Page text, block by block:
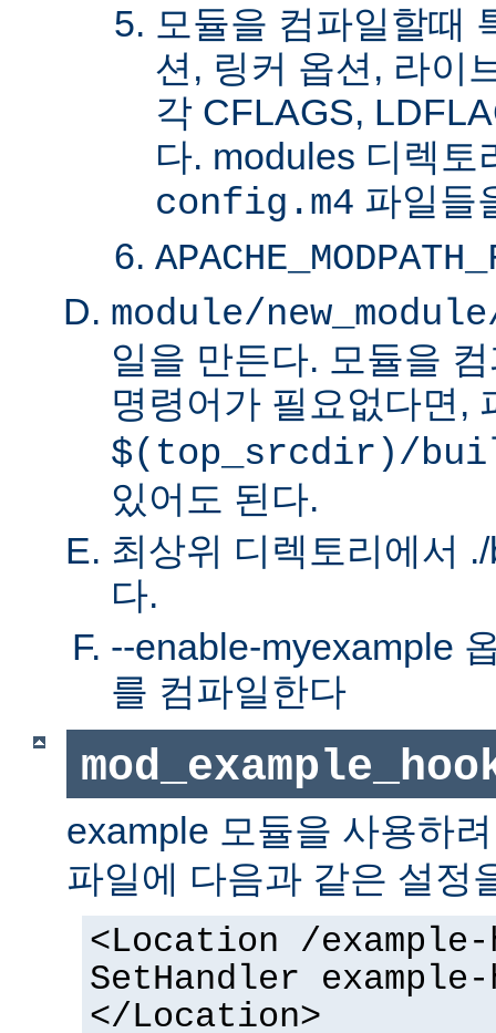
모듈을 컴파일할때
션, 링커 옵션, 라이
각 CFLAGS,
다. modules 디렉토
config.m4 파일들
module/
일을 만든다. 모듈을
명령어가 필요없다면,
$(top_srcdir)/
있어도 된다.
최상위 디렉토리에서
다.
--enable-myexample
를 컴파일한다
example 모듈을 사용하
파일에 다음과 같은 설정
<Location /
SetHandler
</Location>